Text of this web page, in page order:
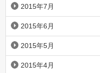
2015年7月
2015年6月
2015年5月
2015年4月